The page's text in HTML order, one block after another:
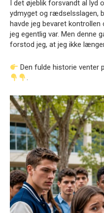
I det øjeblik forsvandt al lyd
ydmyget og rædselsslagen,
havde jeg bevaret
jeg egentlig var. Men denne
forstod jeg, at jeg ikke
Den fulde historie venter
.